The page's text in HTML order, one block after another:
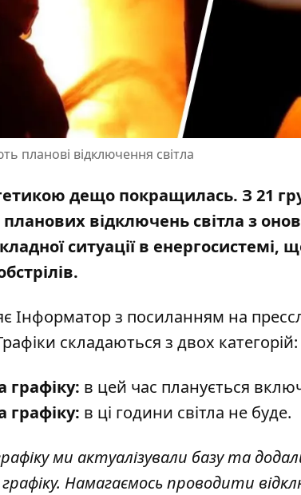
планові відключення світла
дещо покращилась. З 21
планових відключень світла з
ситуації в енергосистемі,
Інформатор з посиланням на
складаються з двох категорій:
графіку: в цей час планується
графіку: в ці години світла не буде.
ми актуалізували базу та
Намагаємось проводити